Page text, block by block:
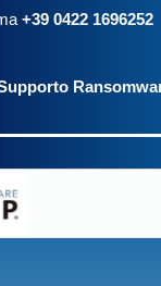
+39 0422 1696252